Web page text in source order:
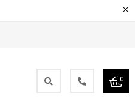
×
0